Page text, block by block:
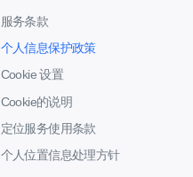
服务条款
个人信息保护政策
Cookie 设置
Cookie的说明
定位服务使用条款
个人位置信息处理方针